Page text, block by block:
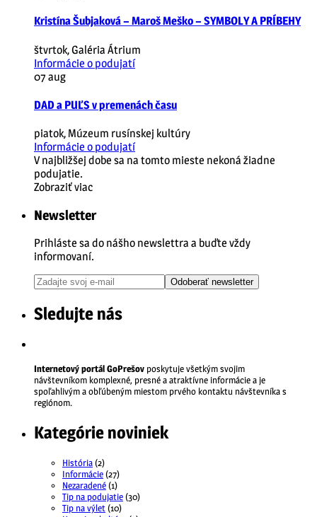
Kristína Šubjaková – Maroš Meško – SYMBOLY A PRÍBEHY
štvrtok,Galéria Átrium
Informácie o podujatí
07 aug
DAD a PUĽS v premenách času
piatok, Múzeum rusínskej kultúry
Informácie o podujatí
V najbližšej dobe sa na tomto mieste nekoná žiadne
podujatie.
Zobraziť viac
Newsletter
Prihláste sa do nášho newslettra a buďte vždy
informovaní.
Odoberať newsletter
Sledujte nás
Internetový portál GoPrešov poskytuje všetkým svojim
návštevníkom komplexné, presné a atraktívne informácie a je
spoľahlivým a obľúbeným miestom prvého kontaktu návštevníka s
regiónom.
Kategórie noviniek
História(2)
Informácie(27)
Nezaradené(1)
Tip na podujatie(30)
Tip na výlet(10)